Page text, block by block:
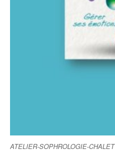
ATELIER-SOPHROLOGIE-CHALET